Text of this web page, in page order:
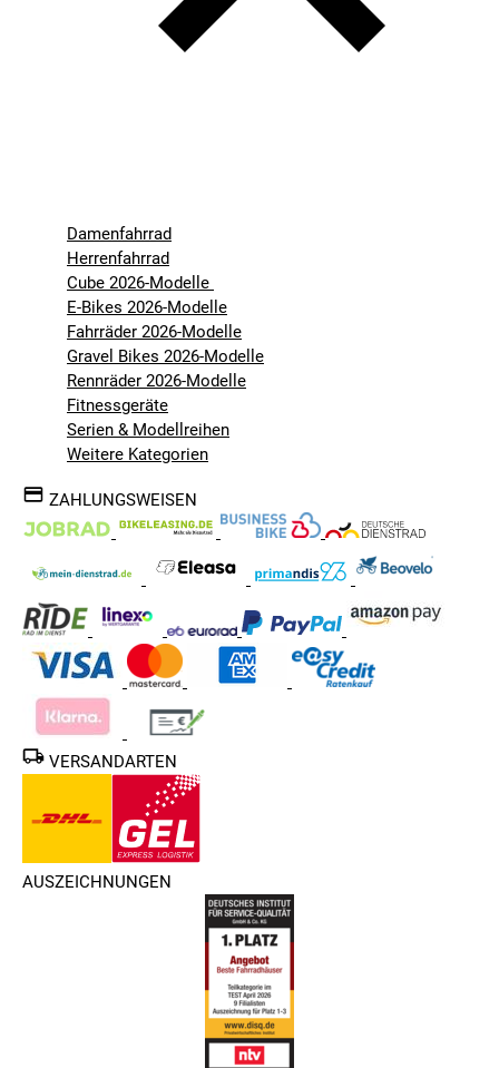
Damenfahrrad
Herrenfahrrad
Cube 2026-Modelle
E-Bikes 2026-Modelle
Fahrräder 2026-Modelle
Gravel Bikes 2026-Modelle
Rennräder 2026-Modelle
Fitnessgeräte
Serien & Modellreihen
Weitere Kategorien
ZAHLUNGSWEISEN
VERSANDARTEN
AUSZEICHNUNGEN